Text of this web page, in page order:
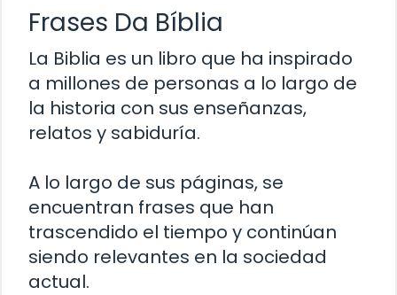
Frases Da Bíblia
La Biblia es un libro que ha inspirado
a millones de personas a lo largo de
la historia con sus enseñanzas,
relatos y sabiduría.
A lo largo de sus páginas, se
encuentran frases que han
trascendido el tiempo y continúan
siendo relevantes en la sociedad
actual.